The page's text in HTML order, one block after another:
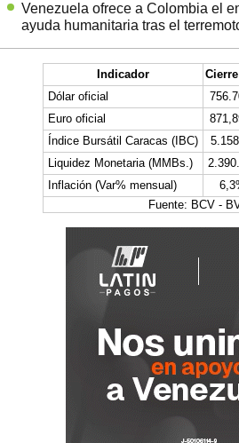
Venezuela ofrece a Colombia el
ayuda humanitaria tras el
Indicador
Dólar oficial
Euro oficial
Índice Bursátil Caracas (IBC)
Liquidez Monetaria (MMBs.)
Inflación (Var% mensual)
Fuente: BCV -